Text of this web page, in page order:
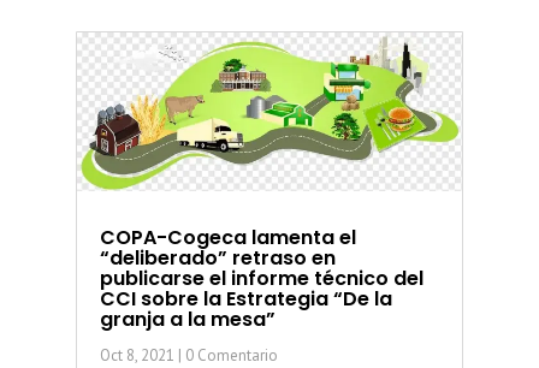
COPA-Cogeca lamenta el
“deliberado” retraso en
publicarse el informe técnico del
CCI sobre la Estrategia “De la
granja a la mesa”
Oct 8, 2021 | 0 Comentario